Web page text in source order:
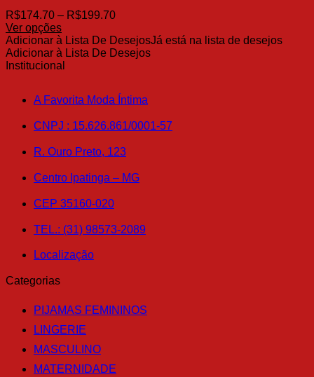
escolhidas
na
página
do
produto
R$174.70 – R$199.70Faixa
preço:
R$174.70
Ver opções
Este
produto
tem
podem
escolhidas
página
produto
Adicionar à Lista De DesejosJá está na lista de desejos
Adicionar à Lista De Desejos
Institucional
A Favorita Moda Íntima
CNPJ : 15.626.861/0001-57
R. Ouro Preto, 123
Centro Ipatinga – MG
CEP 35160-020
TEL.: (31) 98573-2089
Localização
Categorias
PIJAMAS FEMININOS
LINGERIE
MASCULINO
MATERNIDADE